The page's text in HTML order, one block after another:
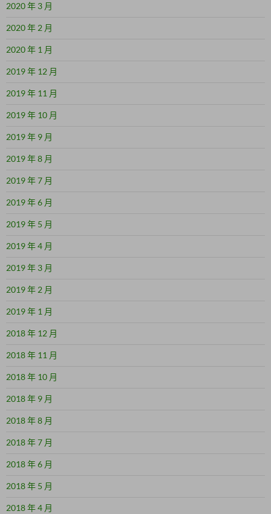
2020 年 3 月
2020 年 2 月
2020 年 1 月
2019 年 12 月
2019 年 11 月
2019 年 10 月
2019 年 9 月
2019 年 8 月
2019 年 7 月
2019 年 6 月
2019 年 5 月
2019 年 4 月
2019 年 3 月
2019 年 2 月
2019 年 1 月
2018 年 12 月
2018 年 11 月
2018 年 10 月
2018 年 9 月
2018 年 8 月
2018 年 7 月
2018 年 6 月
2018 年 5 月
2018 年 4 月